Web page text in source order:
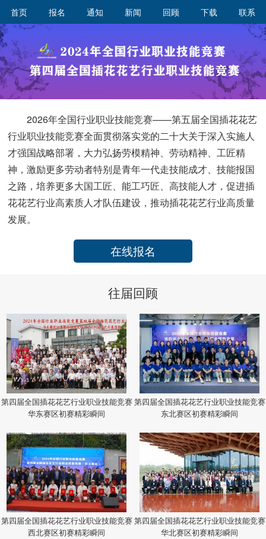
首页 报名 通知 新闻 回顾 下载 联系
2026年全国行业职业技能竞赛——第五届全国插花花艺
行业职业技能竞赛全面贯彻落实党的二十大关于深入实施人
才强国战略部署，大力弘扬劳模精神、劳动精神、工匠精
神，激励更多劳动者特别是青年一代走技能成才、技能报国
之路，培养更多大国工匠、能工巧匠、高技能人才，促进插
花花艺行业高素质人才队伍建设，推动插花花艺行业高质量
发展。
在线报名
往届回顾
第四届全国插花花艺行业职业技能竞赛
华东赛区初赛精彩瞬间
第四届全国插花花艺行业职业技能竞赛
东北赛区初赛精彩瞬间
第四届全国插花花艺行业职业技能竞赛
西北赛区初赛精彩瞬间
第四届全国插花花艺行业职业技能竞赛
华北赛区初赛精彩瞬间